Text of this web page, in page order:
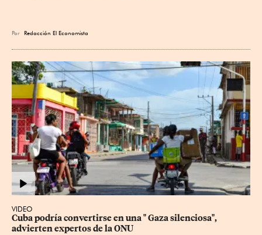
Por Redacción El Economista
VIDEO
Cuba podría convertirse en una " Gaza silenciosa",
advierten expertos de la ONU